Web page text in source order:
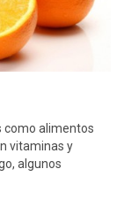
como alimentos
vitaminas y
algunos